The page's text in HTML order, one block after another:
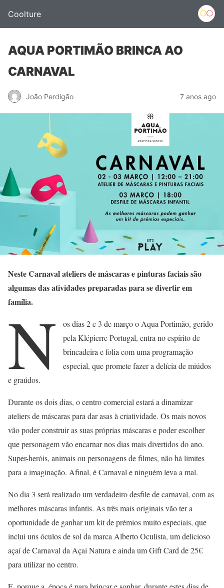
Coolture
AQUA PORTIMÃO BRINCA AO
CARNAVAL
João Perdigão 7 anos ago
Neste Carnaval ateliers de máscaras e pinturas faciais são
algumas das atividades preparadas para se divertir em
família.
N
os dias 2 e 3 de março o Aqua Portimão, gerido
pela Klépierre Portugal, entra no espírito de
brincadeira e folia com uma programação
especial, que promete fazer a delícia de miúdos
e graúdos.
Durante os dois dias, o centro comercial estará a dinamizar
ateliers de máscaras para dar asas à criatividade. Os mais novos
vão poder construir as suas próprias máscaras e poder escolher
que personagem vão encarnar nos dias mais divertidos do ano.
Super-heróis, animais ou personagens de filmes, não há limites
para a imaginação. Afinal, é Carnaval e ninguém leva a mal.
No dia 3 será realizado um verdadeiro desfile de carnaval, com as
melhores máscaras infantis. As três mais originais vão ter a
oportunidade de ganhar um kit de prémios muito especiais, que
inclui uns óculos de sol da marca Alberto Oculista, um delicioso
açaí de Carnaval da Açai Natura e ainda um Gift Card de 25€
para utilizar no centro.